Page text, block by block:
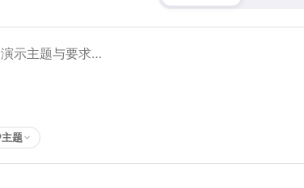
主题